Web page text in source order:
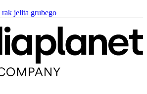
rak jelita grubego